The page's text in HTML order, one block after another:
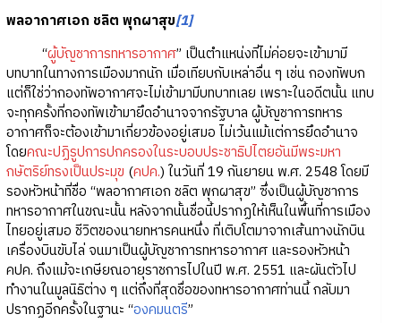
พลอากาศเอก ชลิต พุกผาสุข[1]
“ผู้บัญชาการทหารอากาศ” เป็นตำแหน่งที่ไม่ค่อยจะเข้ามามี
บทบาทในทางการเมืองมากนัก เมื่อเทียบกับเหล่าอื่น ๆ เช่น กองทัพบก
แต่ก็ใช่ว่ากองทัพอากาศจะไม่เข้ามามีบทบาทเลย เพราะในอดีตนั้น แทบ
จะทุกครั้งที่กองทัพเข้ามายึดอำนาจจากรัฐบาล ผู้บัญชาการทหาร
อากาศก็จะต้องเข้ามาเกี่ยวข้องอยู่เสมอ ไม่เว้นแม้แต่การยึดอำนาจ
โดยคณะปฏิรูปการปกครองในระบอบประชาธิปไตยอันมีพระมหา
กษัตริย์ทรงเป็นประมุข (คปค.) ในวันที่ 19 กันยายน พ.ศ. 2548 โดยมี
รองหัวหน้าที่ชื่อ “พลอากาศเอก ชลิต พุกผาสุข” ซึ่งเป็นผู้บัญชาการ
ทหารอากาศในขณะนั้น หลังจากนั้นชื่อนี้ปรากฏให้เห็นในพื้นที่การเมือง
ไทยอยู่เสมอ ชีวิตของนายทหารคนหนึ่ง ที่เติบโตมาจากเส้นทางนักบิน
เครื่องบินขับไล่ จนมาเป็นผู้บัญชาการทหารอากาศ และรองหัวหน้า
คปค. ถึงแม้จะเกษียณอายุราชการไปในปี พ.ศ. 2551 และผันตัวไป
ทำงานในมูลนิธิต่าง ๆ แต่ถึงที่สุดชื่อของทหารอากาศท่านนี้ กลับมา
ปรากฏอีกครั้งในฐานะ “องคมนตรี”